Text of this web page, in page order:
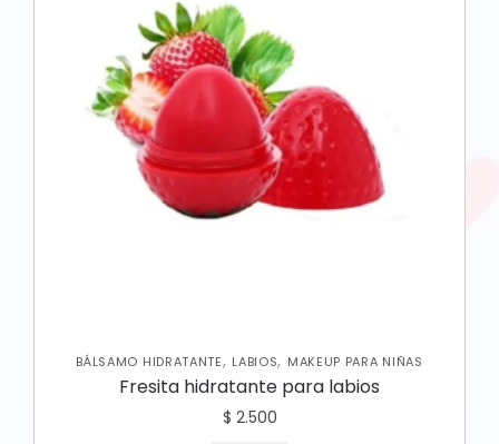
BÁLSAMO HIDRATANTE, LABIOS, MAKEUP PARA NIÑAS
Fresita hidratante para labios
$ 2.500